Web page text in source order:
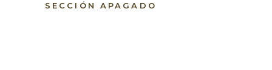
SECCIÓN APAGADO